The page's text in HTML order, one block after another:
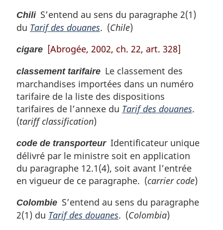
ChiliS’entend au sens du paragraphe 2(1)
du Tarif des douanes. (Chile)
cigare [Abrogée, 2002, ch. 22, art. 328]
classement tarifaire Le classement des
marchandises importées dans un numéro
tarifaire de la liste des dispositions
tarifaires de l’annexe du Tarif des douanes.
(tariff classification)
code de transporteurIdentificateur unique
délivré par le ministre soit en application
du paragraphe 12.1(4), soit avant l’entrée
en vigueur de ce paragraphe. (carrier code)
Colombie S’entend au sens du paragraphe
2(1) du Tarif des douanes. (Colombia)